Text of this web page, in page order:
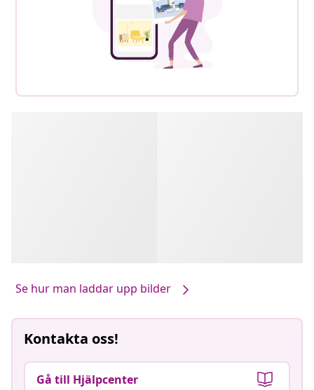
Se hur man laddar upp bilder
Kontakta oss!
Gå till Hjälpcenter